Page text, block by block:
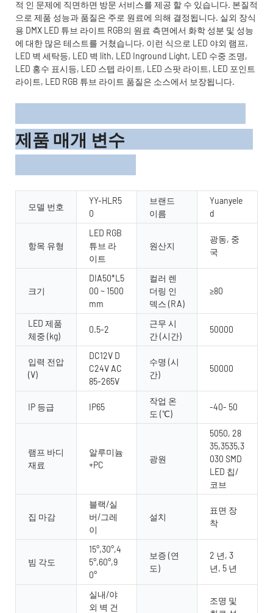
적 인 문제에 직면하면 방문 서비스를 제공 할 수 있습니다. 본질적
으로 제품 성능과 품질은 주로 원료에 의해 결정됩니다. 실외 장식
용 DMX LED 튜브 라이트 RGB의 원료 측면에서 화학 성분 및 성능
에 대한 많은 테스트를 거쳤습니다. 이런 식으로 LED 야외 램프,
LED 벽 세탁등, LED 벽 lith, LED Inground Light, LED 수중 조명,
LED 홍수 표시등, LED 스텝 라이트, LED 스팟 라이트, LED 포인트
라이트, LED RGB 튜브 라이트 품질은 소스에서 보장됩니다.
제품 매개 변수
모델 번호
YY-HLR5
0
브랜드
이름
Yuanyele
d
항목 유형
LED RGB
튜브 라
이트
원산지
광동, 중
국
크기
DIA50*L5
00 ~ 1500
mm
컬러 렌
더링 인
덱스 (RA)
≥80
LED 제품
체중 (kg)
0.5-2
근무 시
간 (시간)
50000
입력 전압
(V)
DC12V D
C24V AC
85-265V
수명 (시
간)
50000
IP 등급 IP65
작업 온
도 (℃)
-40- 50
램프 바디
재료
알루미늄
+PC
광원
5050, 28
35,3535,3
030 SMD
LED 칩/
코브
집 마감
블랙/실
버/그레
이
설치
표면 장
착
빔 각도
15°,30°,4
5°,60°,9
0°
보증 (연
도)
2 년, 3
년, 5 년
실내/야
외 벽 건
조명 및